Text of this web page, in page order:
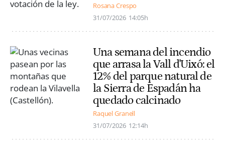
Rosana Crespo
31/07/2026 14:05h
Una semana del incendio
que arrasa la Vall d'Uixó: el
12% del parque natural de
la Sierra de Espadán ha
quedado calcinado
Raquel Granell
31/07/2026 12:14h